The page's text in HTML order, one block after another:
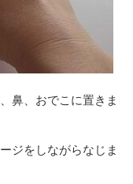
鼻、おでこに置きま
ジをしながらなじま